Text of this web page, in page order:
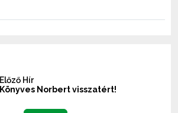
Előző Hír
Könyves Norbert visszatért!